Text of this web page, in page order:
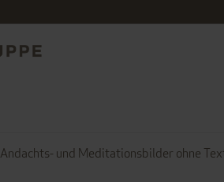
Andachts- und Meditationsbilder ohne